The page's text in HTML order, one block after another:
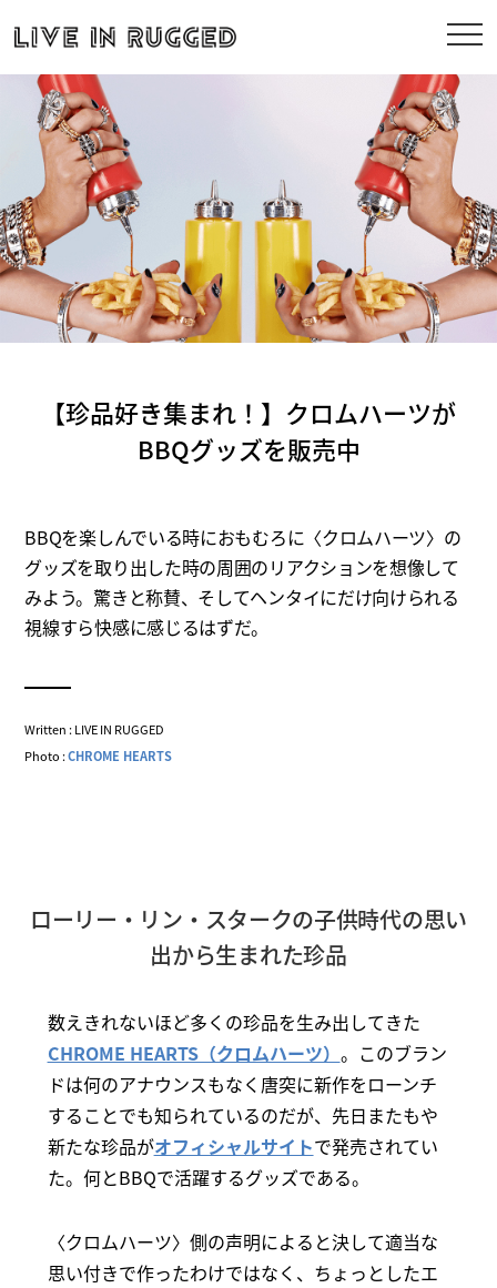
【珍品好き集まれ！】クロムハーツが
BBQグッズを販売中
BBQを楽しんでいる時におもむろに〈クロムハーツ〉の
グッズを取り出した時の周囲のリアクションを想像して
みよう。驚きと称賛、そしてヘンタイにだけ向けられる
視線すら快感に感じるはずだ。
Written : LIVE IN RUGGED
Photo :CHROME HEARTS
ローリー・リン・スタークの子供時代の思い
出から生まれた珍品
数えきれないほど多くの珍品を生み出してきた
CHROME HEARTS（クロムハーツ） 。このブラン
ドは何のアナウンスもなく唐突に新作をローンチ
することでも知られているのだが、先日またもや
新たな珍品がオフィシャルサイトで発売されてい
た。何とBBQで活躍するグッズである。
〈クロムハーツ〉側の声明によると決して適当な
思い付きで作ったわけではなく、ちょっとしたエ